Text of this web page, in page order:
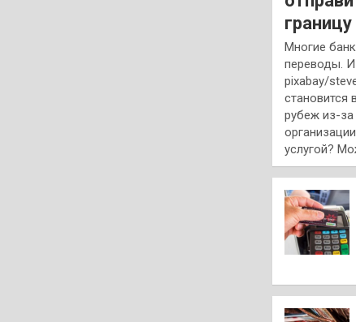
границу
Многие
переводы. И
pixabay/
становится
рубеж из-
услугой?